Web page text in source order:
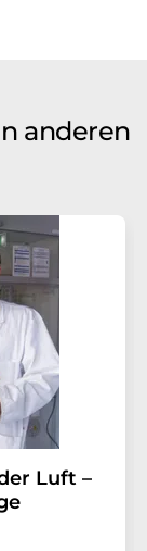
anderen
Luft –